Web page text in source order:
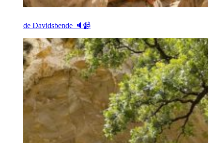
de Davidsbende 🔈📹